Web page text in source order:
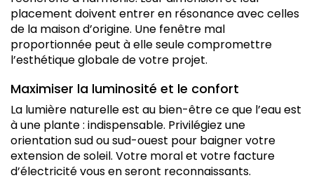
placement doivent entrer en résonance avec celles
de la maison d’origine. Une fenêtre mal
proportionnée peut à elle seule compromettre
l’esthétique globale de votre projet.
Maximiser la luminosité et le confort
La lumière naturelle est au bien-être ce que l’eau est
à une plante : indispensable. Privilégiez une
orientation sud ou sud-ouest pour baigner votre
extension de soleil. Votre moral et votre facture
d’électricité vous en seront reconnaissants.